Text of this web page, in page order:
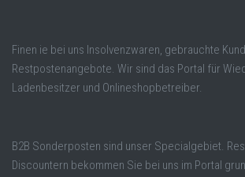
Finen ie bei uns Insolvenzwaren, gebrauchte
Restpostenangebote. Wir sind das Portal für
Ladenbesitzer und Onlineshopbetreiber.
B2B Sonderposten sind unser Specialgebiet.
Discountern bekommen Sie bei uns im Portal